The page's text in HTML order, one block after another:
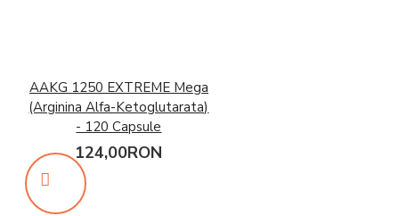
AAKG 1250 EXTREME Mega
(Arginina Alfa-Ketoglutarata)
- 120 Capsule
124,00RON